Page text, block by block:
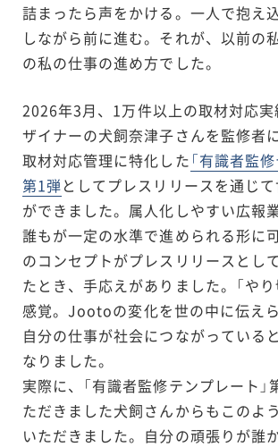
詰まったら声をかける。一人で抱え
しながら前に進む。それが、以前の
の私の仕事の進め方でした。
2026年3月、1万件以上の取材対応実
ザイナーの犬飼奈津子さんを監修者
取材対応管理に特化した 「有識者監
第1弾としてプレスリリースを通じ
ができました。属人化しやすい広報
誰もが一定の水準で進められる形に
のコンセプトがプレスリリースとし
たとき、手応えがありました。「やり
感覚。Jootoの変化を世の中に伝えら
自分の仕事が社会につながっている
なりました。
実際に、「有識者監修テンプレート」
ただきました犬飼さんからもこのよ
いただきました。自分の頑張りが誰